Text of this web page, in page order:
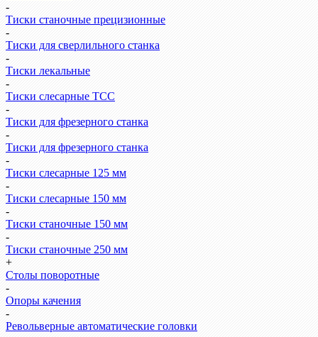
-
Тиски станочные прецизионные
-
Тиски для сверлильного станка
-
Тиски лекальные
-
Тиски слесарные ТСС
-
Тиски для фрезерного станка
-
Тиски для фрезерного станка
-
Тиски слесарные 125 мм
-
Тиски слесарные 150 мм
-
Тиски станочные 150 мм
-
Тиски станочные 250 мм
+
Столы поворотные
-
Опоры качения
-
Револьверные автоматические головки